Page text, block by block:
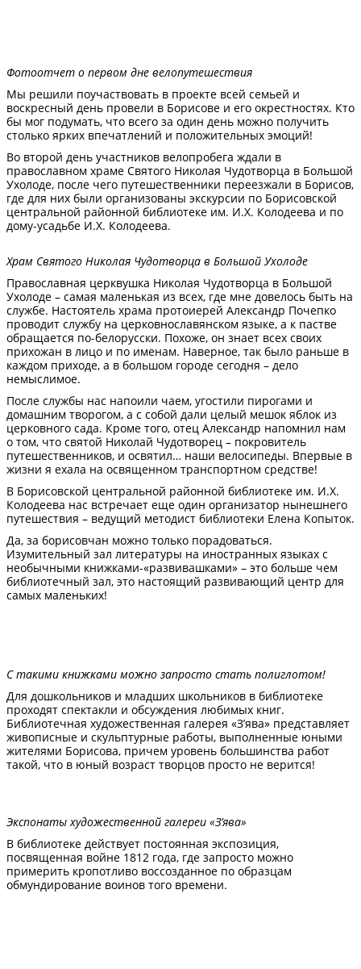
Фотоотчет о первом дне велопутешествия
Мы решили поучаствовать в проекте всей семьей и
воскресный день провели в Борисове и его окрестностях. Кто
бы мог подумать, что всего за один день можно получить
столько ярких впечатлений и положительных эмоций!
Во второй день участников велопробега ждали в
православном храме Святого Николая Чудотворца в Большой
Ухолоде, после чего путешественники переезжали в Борисов,
где для них были организованы экскурсии по Борисовской
центральной районной библиотеке им. И.Х. Колодеева и по
дому-усадьбе И.Х. Колодеева.
Храм Святого Николая Чудотворца в Большой Ухолоде
Православная церквушка Николая Чудотворца в Большой
Ухолоде – самая маленькая из всех, где мне довелось быть на
службе. Настоятель храма протоиерей Александр Почепко
проводит службу на церковнославянском языке, а к пастве
обращается по-белорусски. Похоже, он знает всех своих
прихожан в лицо и по именам. Наверное, так было раньше в
каждом приходе, а в большом городе сегодня – дело
немыслимое.
После службы нас напоили чаем, угостили пирогами и
домашним творогом, а с собой дали целый мешок яблок из
церковного сада. Кроме того, отец Александр напомнил нам
о том, что святой Николай Чудотворец – покровитель
путешественников, и освятил… наши велосипеды. Впервые в
жизни я ехала на освященном транспортном средстве!
В Борисовской центральной районной библиотеке им. И.Х.
Колодеева нас встречает еще один организатор нынешнего
путешествия – ведущий методист библиотеки Елена Копыток.
Да, за борисовчан можно только порадоваться.
Изумительный зал литературы на иностранных языках с
необычными книжками-«развивашками» – это больше чем
библиотечный зал, это настоящий развивающий центр для
самых маленьких!
С такими книжками можно запросто стать полиглотом!
Для дошкольников и младших школьников в библиотеке
проходят спектакли и обсуждения любимых книг.
Библиотечная художественная галерея «З’ява» представляет
живописные и скульптурные работы, выполненные юными
жителями Борисова, причем уровень большинства работ
такой, что в юный возраст творцов просто не верится!
Экспонаты художественной галереи «З’ява»
В библиотеке действует постоянная экспозиция,
посвященная войне 1812 года, где запросто можно
примерить кропотливо воссозданное по образцам
обмундирование воинов того времени.